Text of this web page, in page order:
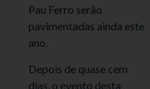
Pau Ferro serão
pavimentadas ainda este
ano.
Depois de quase cem
dias, o evento desta